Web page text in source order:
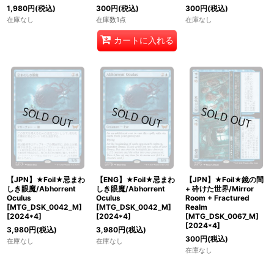
1,980円(税込)
在庫なし
300円(税込)
在庫数1点
カートに入れる
300円(税込)
在庫なし
【JPN】★Foil★忌まわ
しき眼魔/Abhorrent
Oculus
[MTG_DSK_0042_M]
[2024*4]
3,980円(税込)
在庫なし
【ENG】★Foil★忌まわ
しき眼魔/Abhorrent
Oculus
[MTG_DSK_0042_M]
[2024*4]
3,980円(税込)
在庫なし
【JPN】★Foil★鏡の間
+ 砕けた世界/Mirror
Room + Fractured
Realm
[MTG_DSK_0067_M]
[2024*4]
300円(税込)
在庫なし